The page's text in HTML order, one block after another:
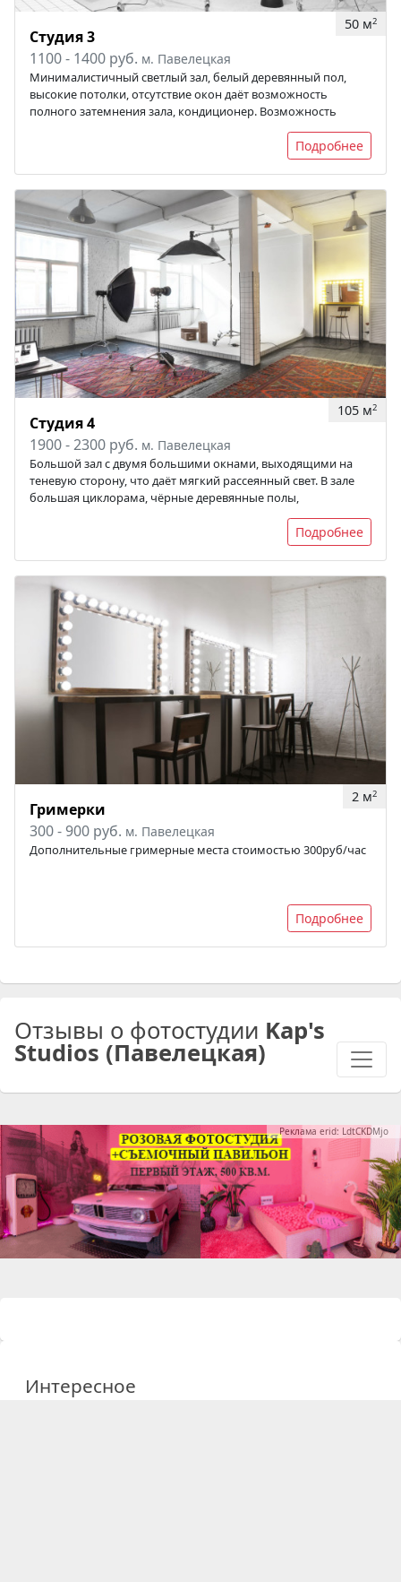
50 м2
Студия 3
1100 - 1400 руб. м. Павелецкая
Минималистичный светлый зал, белый деревянный пол,
высокие потолки, отсутствие окон даёт возможность
полного затемнения зала, кондиционер. Возможность
Подробнее
105 м2
Студия 4
1900 - 2300 руб. м. Павелецкая
Большой зал с двумя большими окнами, выходящими на
теневую сторону, что даёт мягкий рассеянный свет. В зале
большая циклорама, чёрные деревянные полы,
Подробнее
2 м2
Гримерки
300 - 900 руб. м. Павелецкая
Дополнительные гримерные места стоимостью 300руб/час
Подробнее
Отзывы о фотостудии Kap's
Studios (Павелецкая)
Реклама erid: LdtCKDMjo
Интересное